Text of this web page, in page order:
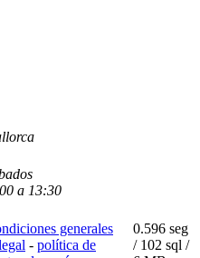
a 13:30
generales
- política de
0.596 seg
/ 102 sql /